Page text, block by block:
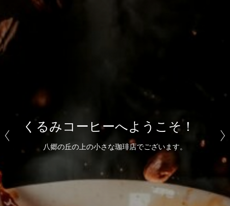
くるみコーヒーへようこそ！
小さな手廻しロースターで毎日少量ずつ、1種類ごとに焙煎
くるみコーヒーへようこそ！
手間と時間のかかるハンドローストの珈琲豆です。
くるみコーヒーへようこそ！
八郷の丘の上の小さな珈琲店でございます。